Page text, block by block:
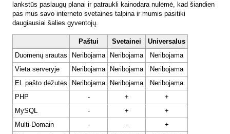
lankstūs paslaugų planai ir patraukli kainodara nulėmė, kad šiandien
pas mus savo interneto svetaines talpina ir mumis pasitiki
daugiausiai šalies gyventojų.
Paštui Svetainei
Universalus
Duomenų srautas
Neribojama Neribojama
Neribojama
Vieta serveryje
Neribojama Neribojama
Neribojama
El. pašto dėžutės
Neribojama Neribojama
Neribojama
PHP
- +
+
MySQL
- +
+
Multi-Domain
- -
+